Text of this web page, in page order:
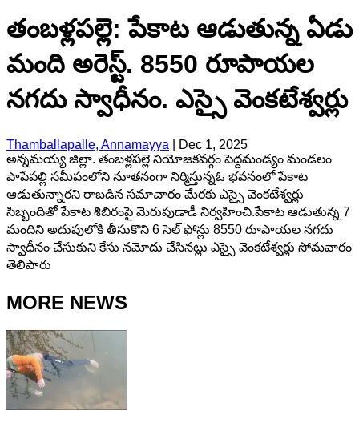
తంబళ్లపల్లె: పేకాట ఆడుతున్న ఏడు
మంది అరెస్ట్. 8550 రూపాయల
నగదు స్వాధీనం. ఎస్సై వెంకటేశ్వర్లు
Thamballapalle, Annamayya
Dec 1, 2025
అన్నమయ్య జిల్లా. తంబళ్లపల్లె నియోజకవర్గం పెద్దమండ్యం మండలం
పాపేపల్లి సమీపంలోని నూతనంగా నిర్మిస్తున్నఓ భవనంలో పేకాట
ఆడుతున్నారని రాబడిన సమాచారం మేరకు ఎస్సై వెంకటేశ్వర్లు
సిబ్బందితో పేకాట శిబిరంపై మెరుపుడాడీ నిర్వహించి.పేకాట ఆడుతున్న 7
మందిని అదుపులోకి తీసుకొని 6 సెల్ ఫోన్లు 8550 రూపాయల నగదు
స్వాధీనం చేసుకుని కేసు నమోదు చేసినట్లు ఎస్సై వెంకటేశ్వర్లు సోమవారం
తెలిపారు
MORE NEWS